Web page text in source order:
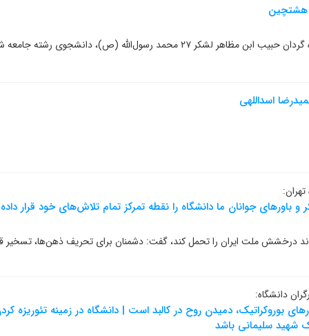
هشتچین
شناسی دانشکده علوم اجتماعی، شهادت: ۹ اسفند ماه ۱۳۶۲، جزیره مجنون
اسداللهی
باور‌های جوانان ما دانشگاه را نقطه تمرکز تمام تلاش‌های خود قرار
درخشش ملت ایران را تحمل کند، گفت: دشمنان برای تحریف ذهن‌ها، تسخیر
دانشگاه:
بوروکراتیک‌، دمیدن روح در کالبد است | دانشگاه در زمینه
شهید سلیمانی باشد